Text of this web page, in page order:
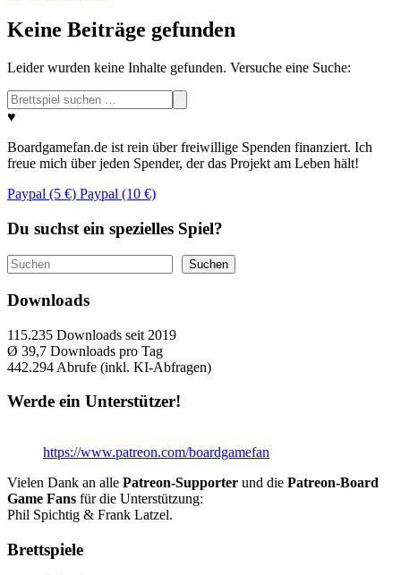
Keine Beiträge gefunden
Leider wurden keine Inhalte gefunden. Versuche eine Suche:
Suchen
nach:
♥
Boardgamefan.de ist rein über freiwillige Spenden finanziert. Ich
freue mich über jeden Spender, der das Projekt am Leben hält!
Paypal (5 €) Paypal (10 €)
Du suchst ein spezielles Spiel?
Suchen Suchen
Downloads
115.235 Downloads seit 2019
Ø 39,7 Downloads pro Tag
442.294 Abrufe (inkl. KI-Abfragen)
Werde ein Unterstützer!
https://www.patreon.com/boardgamefan
Vielen Dank an alle Patreon-Supporter und die Patreon-Board
Game Fans für die Unterstützung:
Phil Spichtig & Frank Latzel.
Brettspiele